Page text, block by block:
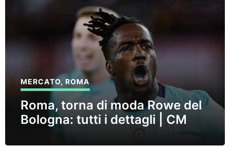
MERCATO, ROMA
Roma, torna di moda Rowe del
Bologna: tutti i dettagli | CM